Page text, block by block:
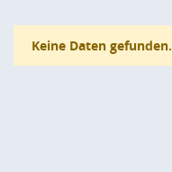
Keine Daten gefunden.